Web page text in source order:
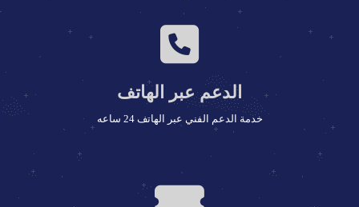
الدعم عبر الهاتف
خدمة الدعم الفني عبر الهاتف 24 ساعه